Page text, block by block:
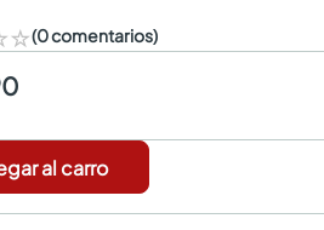
☆(0 comentarios)
al carro